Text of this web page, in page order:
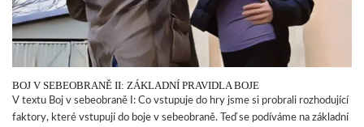
BOJ V SEBEOBRANĚ II: ZÁKLADNÍ PRAVIDLA BOJE
V textu Boj v sebeobraně I: Co vstupuje do hry jsme si probrali rozhodující
faktory, které vstupují do boje v sebeobraně. Teď se podíváme na základní